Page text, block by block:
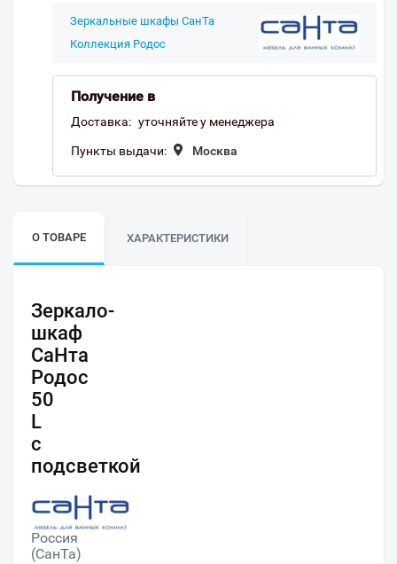
Зеркальные шкафы СанТа
Коллекция Родос
Получение в
Доставка: уточняйте у менеджера
Пункты выдачи: Москва
О ТОВАРЕ ХАРАКТЕРИСТИКИ
Зеркало-
шкаф
СаНта
Родос
50
L
с
подсветкой
Россия
(СанТа)